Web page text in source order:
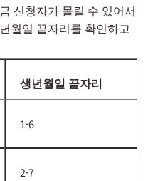
신청자가 몰릴 수 있어서
월일 끝자리를 확인하고
생년월일 끝자리
1·6
2·7